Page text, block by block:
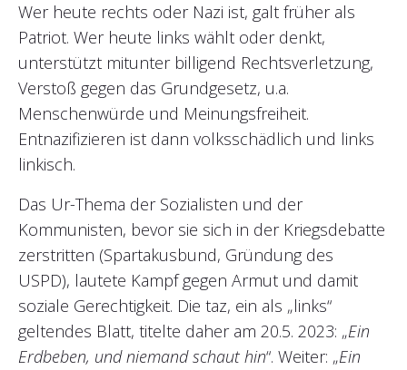
Wer heute rechts oder Nazi ist, galt früher als
Patriot. Wer heute links wählt oder denkt,
unterstützt mitunter billigend Rechtsverletzung,
Verstoß gegen das Grundgesetz, u.a.
Menschenwürde und Meinungsfreiheit.
Entnazifizieren ist dann volksschädlich und links
linkisch.
Das Ur-Thema der Sozialisten und der
Kommunisten, bevor sie sich in der Kriegsdebatte
zerstritten (Spartakusbund, Gründung des
USPD), lautete Kampf gegen Armut und damit
soziale Gerechtigkeit. Die taz, ein als „links“
geltendes Blatt, titelte daher am 20.5. 2023: „Ein
Erdbeben, und niemand schaut hin“. Weiter: „Ein